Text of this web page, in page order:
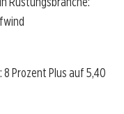
Prozent Plus auf 5,40